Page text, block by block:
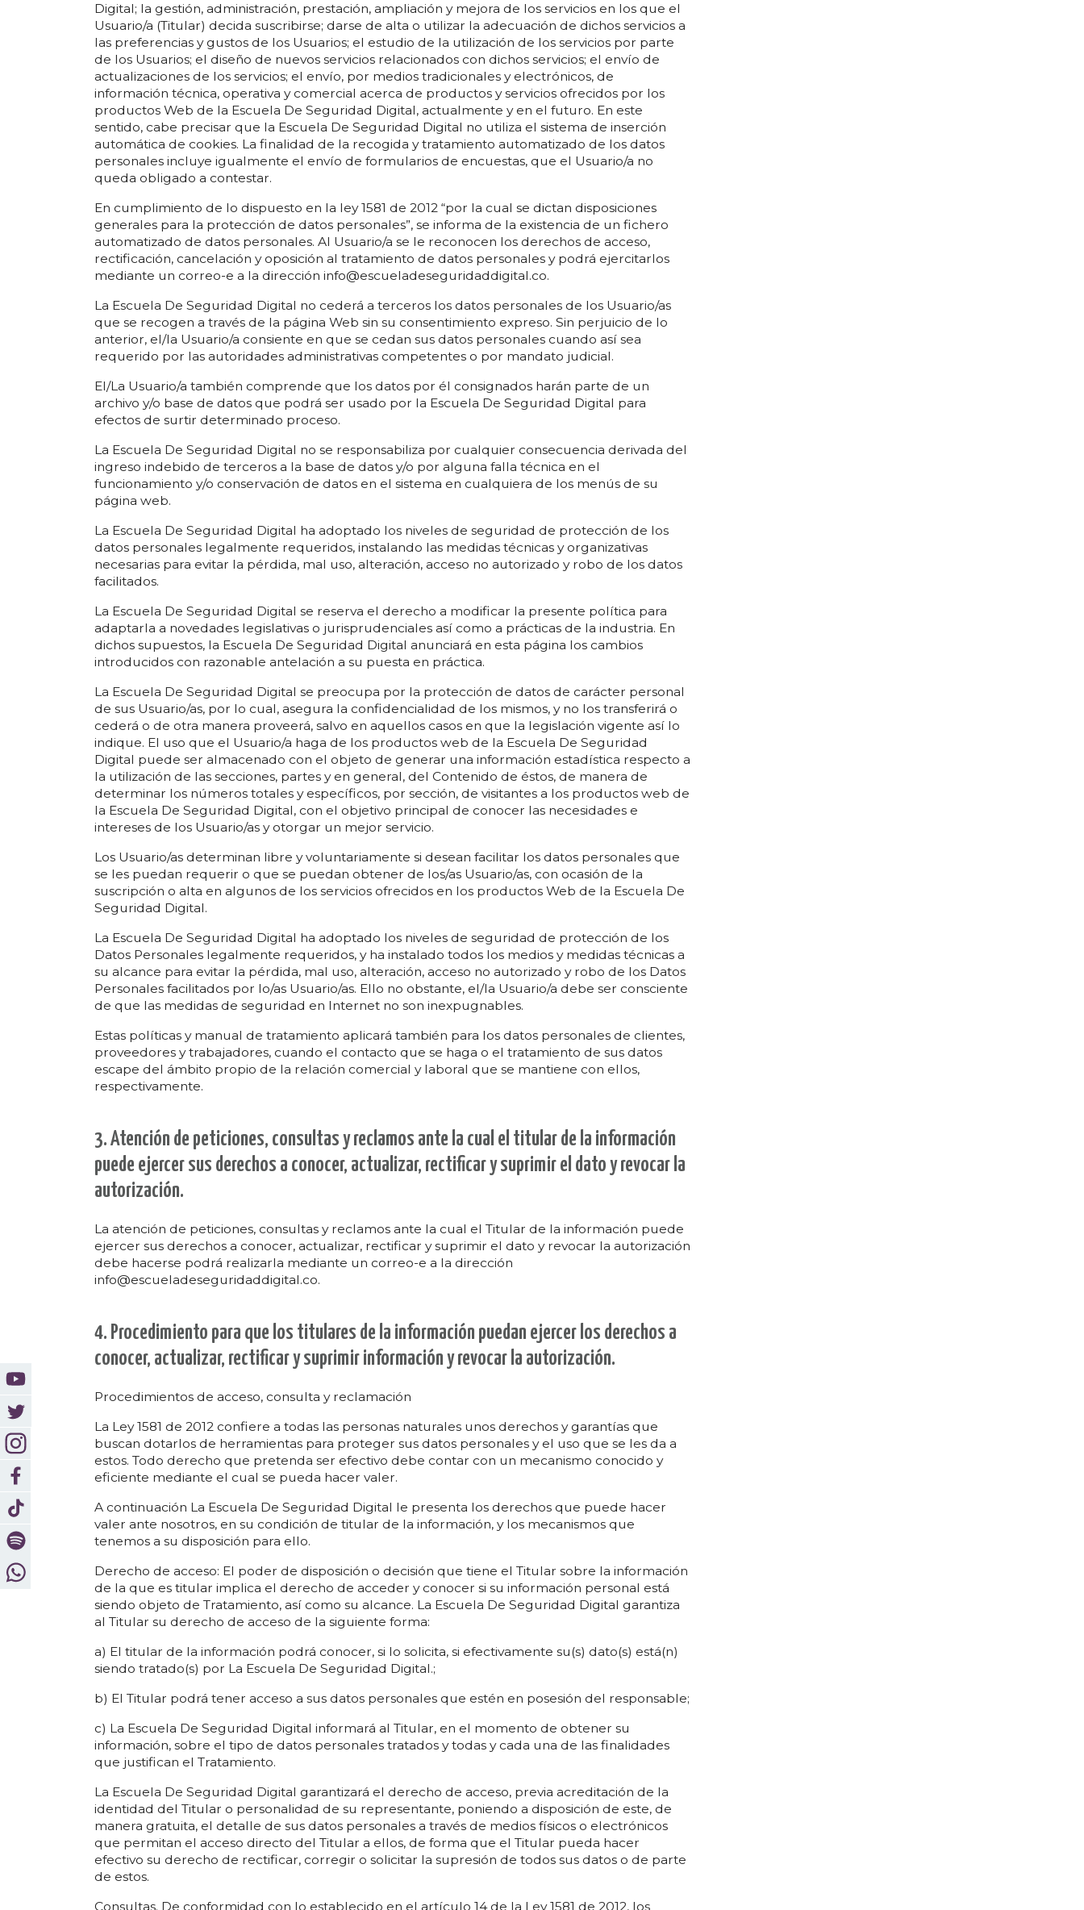
Digital; la gestión, administración, prestación, ampliación y mejora de los servicios en los que el
Usuario/a (Titular) decida suscribirse; darse de alta o utilizar la adecuación de dichos servicios a
las preferencias y gustos de los Usuarios; el estudio de la utilización de los servicios por parte
de los Usuarios; el diseño de nuevos servicios relacionados con dichos servicios; el envío de
actualizaciones de los servicios; el envío, por medios tradicionales y electrónicos, de
información técnica, operativa y comercial acerca de productos y servicios ofrecidos por los
productos Web de la Escuela De Seguridad Digital, actualmente y en el futuro. En este
sentido, cabe precisar que la Escuela De Seguridad Digital no utiliza el sistema de inserción
automática de cookies. La finalidad de la recogida y tratamiento automatizado de los datos
personales incluye igualmente el envío de formularios de encuestas, que el Usuario/a no
queda obligado a contestar.
En cumplimiento de lo dispuesto en la ley 1581 de 2012 “por la cual se dictan disposiciones
generales para la protección de datos personales”, se informa de la existencia de un fichero
automatizado de datos personales. Al Usuario/a se le reconocen los derechos de acceso,
rectificación, cancelación y oposición al tratamiento de datos personales y podrá ejercitarlos
mediante un correo-e a la dirección info@escueladeseguridaddigital.co.
La Escuela De Seguridad Digital no cederá a terceros los datos personales de los Usuario/as
que se recogen a través de la página Web sin su consentimiento expreso. Sin perjuicio de lo
anterior, el/la Usuario/a consiente en que se cedan sus datos personales cuando así sea
requerido por las autoridades administrativas competentes o por mandato judicial.
El/La Usuario/a también comprende que los datos por él consignados harán parte de un
archivo y/o base de datos que podrá ser usado por la Escuela De Seguridad Digital para
efectos de surtir determinado proceso.
La Escuela De Seguridad Digital no se responsabiliza por cualquier consecuencia derivada del
ingreso indebido de terceros a la base de datos y/o por alguna falla técnica en el
funcionamiento y/o conservación de datos en el sistema en cualquiera de los menús de su
página web.
La Escuela De Seguridad Digital ha adoptado los niveles de seguridad de protección de los
datos personales legalmente requeridos, instalando las medidas técnicas y organizativas
necesarias para evitar la pérdida, mal uso, alteración, acceso no autorizado y robo de los datos
facilitados.
La Escuela De Seguridad Digital se reserva el derecho a modificar la presente política para
adaptarla a novedades legislativas o jurisprudenciales así como a prácticas de la industria. En
dichos supuestos, la Escuela De Seguridad Digital anunciará en esta página los cambios
introducidos con razonable antelación a su puesta en práctica.
La Escuela De Seguridad Digital se preocupa por la protección de datos de carácter personal
de sus Usuario/as, por lo cual, asegura la confidencialidad de los mismos, y no los transferirá o
cederá o de otra manera proveerá, salvo en aquellos casos en que la legislación vigente así lo
indique. El uso que el Usuario/a haga de los productos web de la Escuela De Seguridad
Digital puede ser almacenado con el objeto de generar una información estadística respecto a
la utilización de las secciones, partes y en general, del Contenido de éstos, de manera de
determinar los números totales y específicos, por sección, de visitantes a los productos web de
la Escuela De Seguridad Digital, con el objetivo principal de conocer las necesidades e
intereses de los Usuario/as y otorgar un mejor servicio.
Los Usuario/as determinan libre y voluntariamente si desean facilitar los datos personales que
se les puedan requerir o que se puedan obtener de los/as Usuario/as, con ocasión de la
suscripción o alta en algunos de los servicios ofrecidos en los productos Web de la Escuela De
Seguridad Digital.
La Escuela De Seguridad Digital ha adoptado los niveles de seguridad de protección de los
Datos Personales legalmente requeridos, y ha instalado todos los medios y medidas técnicas a
su alcance para evitar la pérdida, mal uso, alteración, acceso no autorizado y robo de los Datos
Personales facilitados por lo/as Usuario/as. Ello no obstante, el/la Usuario/a debe ser consciente
de que las medidas de seguridad en Internet no son inexpugnables.
Estas políticas y manual de tratamiento aplicará también para los datos personales de clientes,
proveedores y trabajadores, cuando el contacto que se haga o el tratamiento de sus datos
escape del ámbito propio de la relación comercial y laboral que se mantiene con ellos,
respectivamente.
3. Atención de peticiones, consultas y reclamos ante la cual el titular de la información
puede ejercer sus derechos a conocer, actualizar, rectificar y suprimir el dato y revocar la
autorización.
La atención de peticiones, consultas y reclamos ante la cual el Titular de la información puede
ejercer sus derechos a conocer, actualizar, rectificar y suprimir el dato y revocar la autorización
debe hacerse podrá realizarla mediante un correo-e a la dirección
info@escueladeseguridaddigital.co.
4. Procedimiento para que los titulares de la información puedan ejercer los derechos a
conocer, actualizar, rectificar y suprimir información y revocar la autorización.
Procedimientos de acceso, consulta y reclamación
La Ley 1581 de 2012 confiere a todas las personas naturales unos derechos y garantías que
buscan dotarlos de herramientas para proteger sus datos personales y el uso que se les da a
estos. Todo derecho que pretenda ser efectivo debe contar con un mecanismo conocido y
eficiente mediante el cual se pueda hacer valer.
A continuación La Escuela De Seguridad Digital le presenta los derechos que puede hacer
valer ante nosotros, en su condición de titular de la información, y los mecanismos que
tenemos a su disposición para ello.
Derecho de acceso: El poder de disposición o decisión que tiene el Titular sobre la información
de la que es titular implica el derecho de acceder y conocer si su información personal está
siendo objeto de Tratamiento, así como su alcance. La Escuela De Seguridad Digital garantiza
al Titular su derecho de acceso de la siguiente forma:
a) El titular de la información podrá conocer, si lo solicita, si efectivamente su(s) dato(s) está(n)
siendo tratado(s) por La Escuela De Seguridad Digital.;
b) El Titular podrá tener acceso a sus datos personales que estén en posesión del responsable;
c) La Escuela De Seguridad Digital informará al Titular, en el momento de obtener su
información, sobre el tipo de datos personales tratados y todas y cada una de las finalidades
que justifican el Tratamiento.
La Escuela De Seguridad Digital garantizará el derecho de acceso, previa acreditación de la
identidad del Titular o personalidad de su representante, poniendo a disposición de este, de
manera gratuita, el detalle de sus datos personales a través de medios físicos o electrónicos
que permitan el acceso directo del Titular a ellos, de forma que el Titular pueda hacer
efectivo su derecho de rectificar, corregir o solicitar la supresión de todos sus datos o de parte
de estos.
Consultas. De conformidad con lo establecido en el artículo 14 de la Ley 1581 de 2012, los